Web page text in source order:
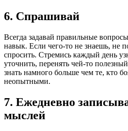
6. Спрашивай
Всегда задавай правильные
навык. Если чего-то не знаешь, не
спросить. Стремись каждый день
уточнить, перенять чей-то
знать намного больше чем те, кто
неопытными.
7. Ежедневно
мыслей